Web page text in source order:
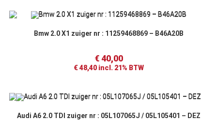
Bmw 2.0 X1 zuiger nr : 11259468869 – B46A20B
€40,00
€48,40incl. 21% BTW
Audi A6 2.0 TDI zuiger nr : 05L107065J / 05L105401 – DEZ